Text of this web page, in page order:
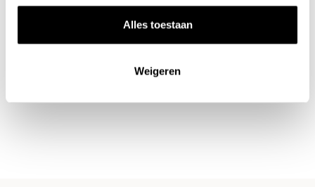
Alles toestaan
Weigeren
Alle wijnen direct van de wijnboer
Vandaag voor 12.00 uur besteld, morgen in huis